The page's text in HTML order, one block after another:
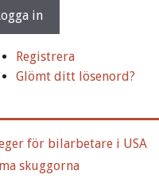
in
Registrera
Glömt ditt lösenord?
för bilarbetare i USA
skuggorna